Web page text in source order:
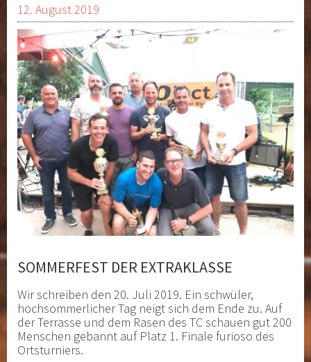
12. August 2019
SOMMERFEST DER EXTRAKLASSE
Wir schreiben den 20. Juli 2019. Ein schwüler,
hochsommerlicher Tag neigt sich dem Ende zu. Auf
der Terrasse und dem Rasen des TC schauen gut 200
Menschen gebannt auf Platz 1. Finale furioso des
Ortsturniers.